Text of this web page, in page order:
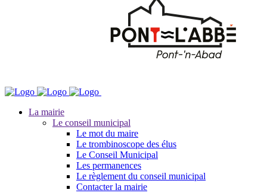
La mairie
Le conseil municipal
Le mot du maire
Le trombinoscope des élus
Le Conseil Municipal
Les permanences
Le règlement du conseil municipal
Contacter la mairie